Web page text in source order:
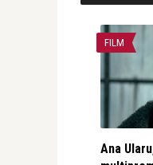
FILM
Ana